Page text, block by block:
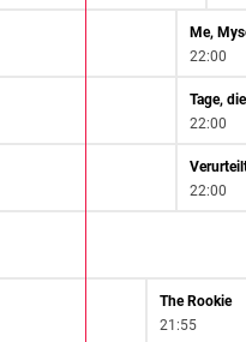
Me,
22:00
Tage,
22:00
22:00
The Rookie
21:55